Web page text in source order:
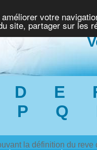
votre
site, partager sur les
D E
P Q
la définition du